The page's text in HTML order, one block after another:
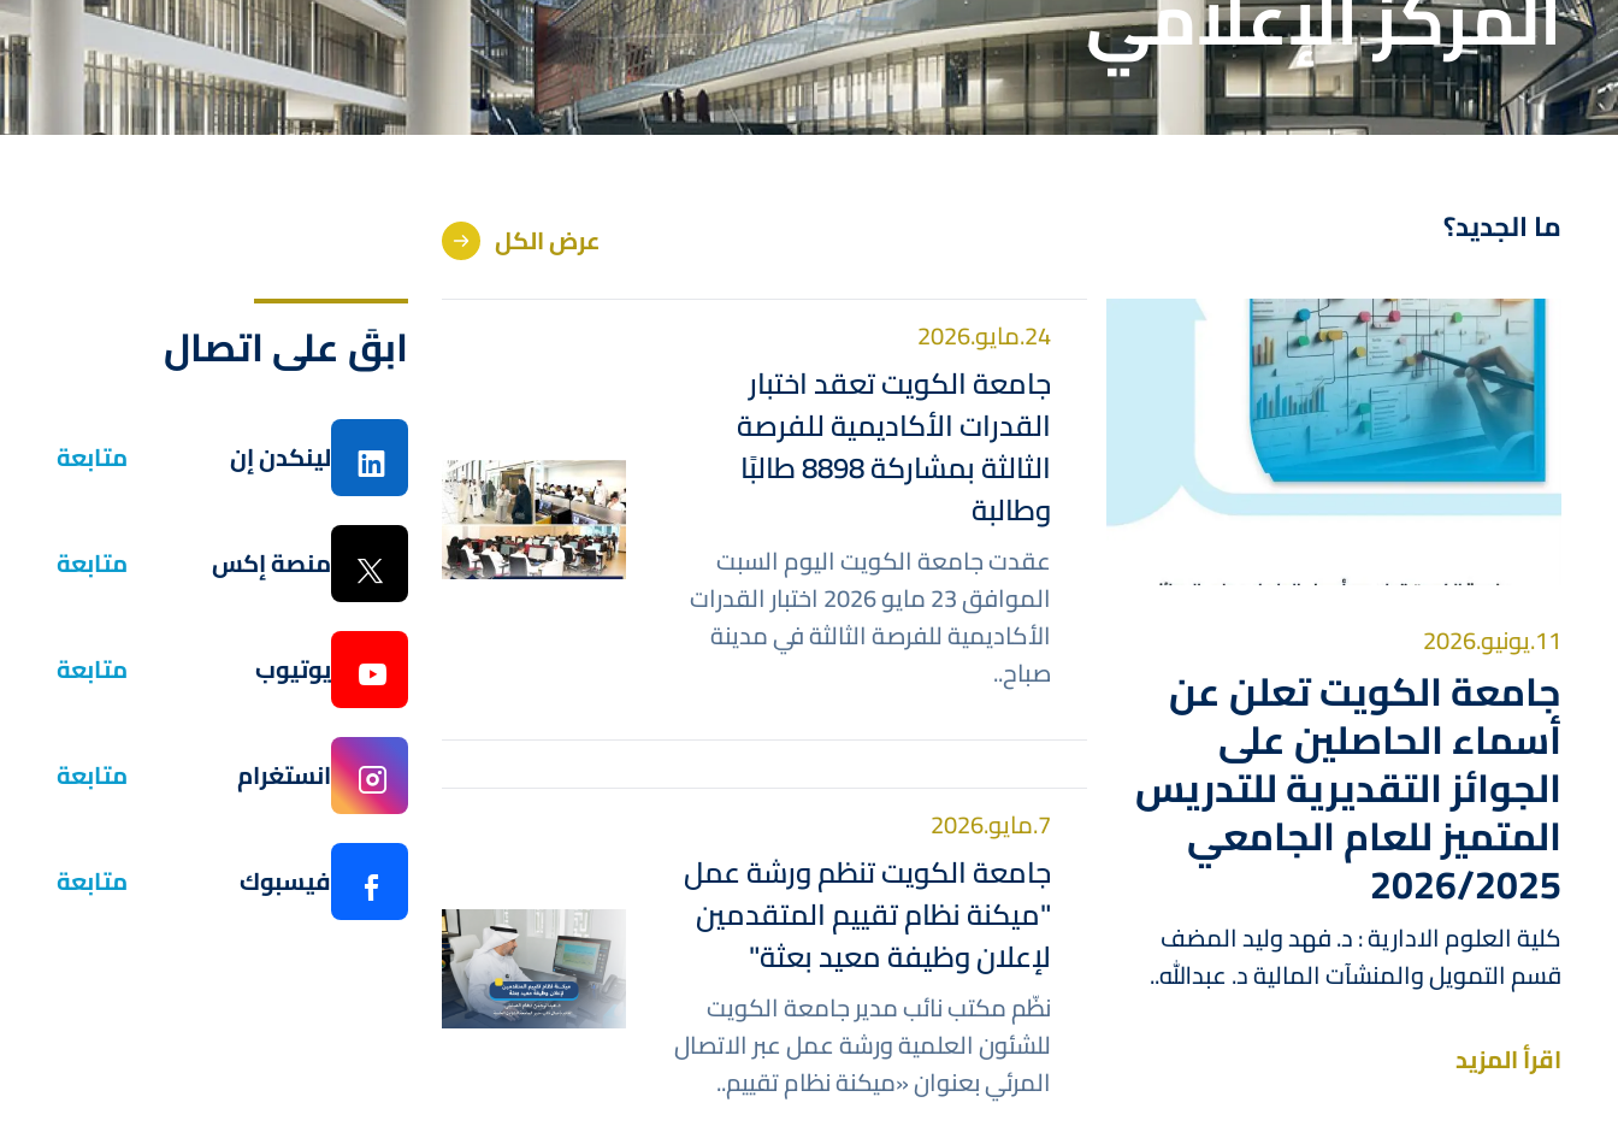
ما الجديد؟
عرض الكل
صورة
11.يونيو.2026
جامعة الكويت تعلن عن
أسماء الحاصلين على
الجوائز التقديرية للتدريس
المتميز للعام الجامعي
2026/2025
كلية العلوم الادارية : د. فهد وليد المضف
قسم التمويل والمنشآت المالية د. عبدالله..
اقرأ المزيد
24.مايو.2026
جامعة الكويت تعقد اختبار
القدرات الأكاديمية للفرصة
الثالثة بمشاركة 8898 طالبًا
وطالبة
عقدت جامعة الكويت اليوم السبت
الموافق 23 مايو 2026 اختبار القدرات
الأكاديمية للفرصة الثالثة في مدينة
صباح..
صورة
7.مايو.2026
جامعة الكويت تنظم ورشة عمل
"ميكنة نظام تقييم المتقدمين
لإعلان وظيفة معيد بعثة"
نظّم مكتب نائب مدير جامعة الكويت
للشئون العلمية ورشة عمل عبر الاتصال
المرئي بعنوان «ميكنة نظام تقييم..
صورة
ابقَ على اتصال
لينكدن إن متابعة
منصة إكس متابعة
يوتيوب متابعة
انستغرام متابعة
فيسبوك متابعة